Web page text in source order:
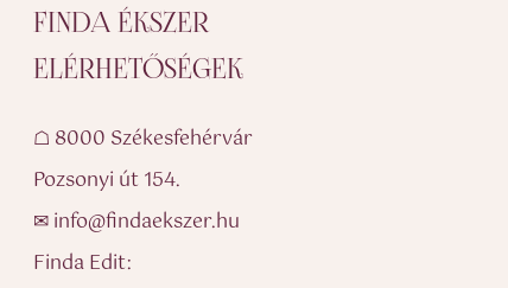
FINDA ÉKSZER
ELÉRHETŐSÉGEK
☖ 8000 Székesfehérvár
Pozsonyi út 154.
✉ info@findaekszer.hu
Finda Edit: